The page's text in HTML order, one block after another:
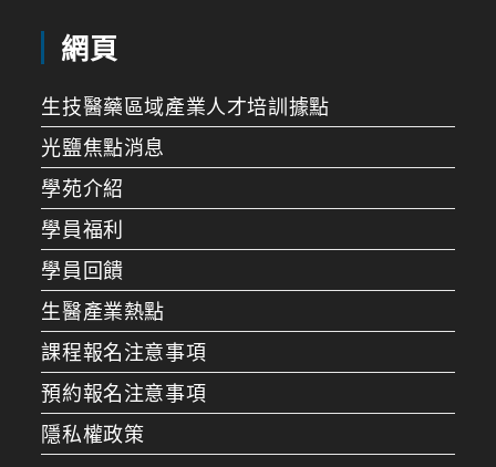
網頁
生技醫藥區域產業人才培訓據點
光鹽焦點消息
學苑介紹
學員福利
學員回饋
生醫產業熱點
課程報名注意事項
預約報名注意事項
隱私權政策